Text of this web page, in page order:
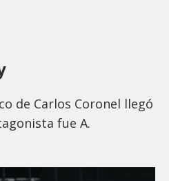
de Carlos Coronel llegó
fue A.